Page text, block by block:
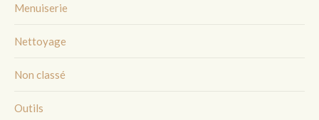
Menuiserie
Nettoyage
Non classé
Outils